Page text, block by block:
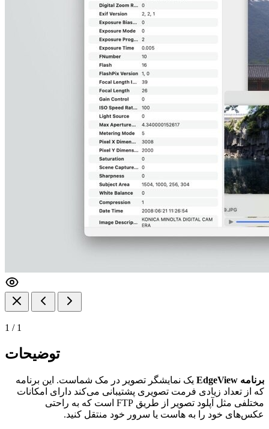
1 / 1
توضیحات
برنامه EdgeView
یک نمایشگر تصویر در مک شماست. این برنامه
که از تعداد زیادی فرمت تصویری پشتیبانی می‌کند دارای امکانات
مختلفی مثل آپلود تصویر از طریق FTP است که به راحتی
عکس‌های خود را به هاست یا سرور خود منتقل کنید.